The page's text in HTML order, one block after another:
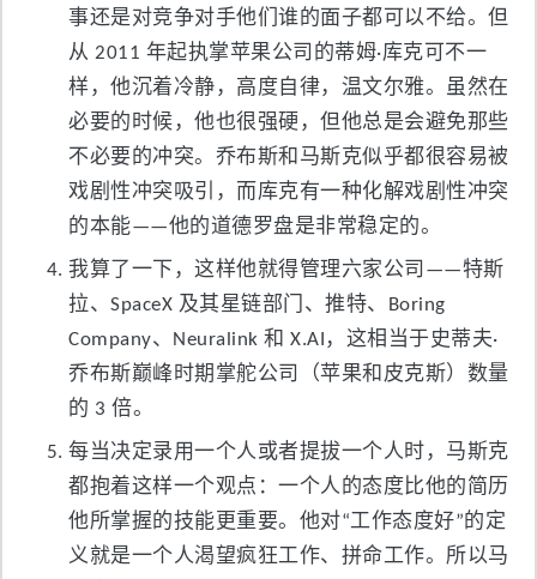
事还是对竞争对手他们谁的面子都可以不给。但
从 2011 年起执掌苹果公司的蒂姆·库克可不一
样，他沉着冷静，高度自律，温文尔雅。虽然在
必要的时候，他也很强硬，但他总是会避免那些
不必要的冲突。乔布斯和马斯克似乎都很容易被
戏剧性冲突吸引，而库克有一种化解戏剧性冲突
的本能——他的道德罗盘是非常稳定的。
我算了一下，这样他就得管理六家公司——特斯
拉、SpaceX 及其星链部门、推特、Boring
Company、Neuralink 和 X.AI，这相当于史蒂夫·
乔布斯巅峰时期掌舵公司（苹果和皮克斯）数量
的 3 倍。
每当决定录用一个人或者提拔一个人时，马斯克
都抱着这样一个观点：一个人的态度比他的简历
他所掌握的技能更重要。他对“工作态度好”的定
义就是一个人渴望疯狂工作、拼命工作。所以马